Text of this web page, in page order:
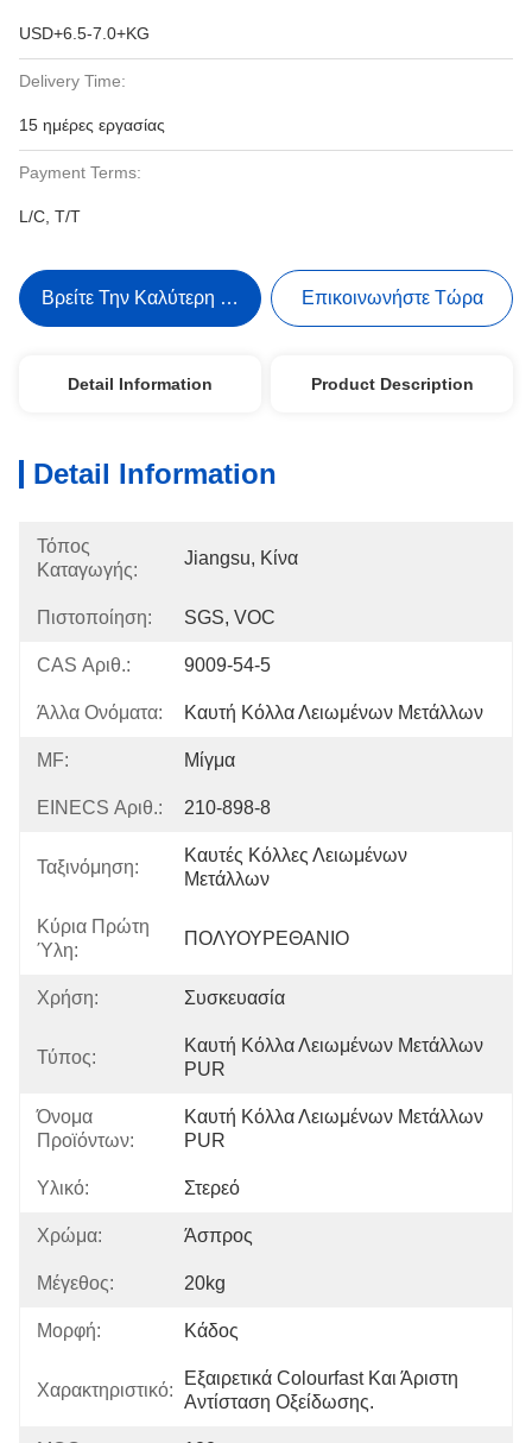
USD+6.5-7.0+KG
Delivery Time:
15 ημέρες εργασίας
Payment Terms:
L/C, T/T
Βρείτε Την Καλύτερη Τιμή Επικοινωνήστε Τώρα
Detail Information Product Description
Detail Information
Τόπος
Καταγωγής:
Jiangsu, Κίνα
Πιστοποίηση: SGS, VOC
CAS Αριθ.: 9009-54-5
Άλλα Ονόματα: Καυτή Κόλλα Λειωμένων Μετάλλων
MF: Μίγμα
EINECS Αριθ.: 210-898-8
Ταξινόμηση:
Καυτές Κόλλες Λειωμένων
Μετάλλων
Κύρια Πρώτη
Ύλη:
ΠΟΛΥΟΥΡΕΘΑΝΙΟ
Χρήση: Συσκευασία
Τύπος:
Καυτή Κόλλα Λειωμένων Μετάλλων
PUR
Όνομα
Προϊόντων:
Καυτή Κόλλα Λειωμένων Μετάλλων
PUR
Υλικό: Στερεό
Χρώμα: Άσπρος
Μέγεθος: 20kg
Μορφή: Κάδος
Χαρακτηριστικό:
Εξαιρετικά Colourfast Και Άριστη
Αντίσταση Οξείδωσης.